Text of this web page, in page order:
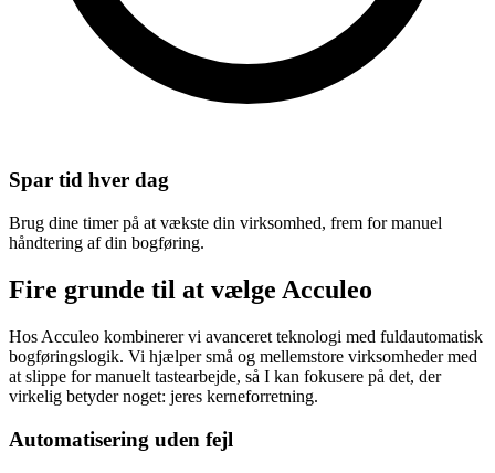
Spar tid hver dag
Brug dine timer på at vækste din virksomhed, frem for manuel
håndtering af din bogføring.
Fire grunde til at vælge Acculeo
Hos Acculeo kombinerer vi avanceret teknologi med fuldautomatisk
bogføringslogik. Vi hjælper små og mellemstore virksomheder med
at slippe for manuelt tastearbejde, så I kan fokusere på det, der
virkelig betyder noget: jeres kerneforretning.
Automatisering uden fejl